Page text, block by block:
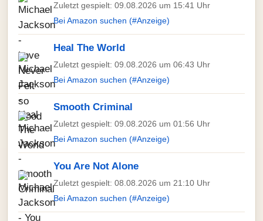
Zuletzt gespielt: 09.08.2026 um 15:41 Uhr
Bei Amazon suchen (#Anzeige)
Heal The World
Zuletzt gespielt: 09.08.2026 um 06:43 Uhr
Bei Amazon suchen (#Anzeige)
Smooth Criminal
Zuletzt gespielt: 09.08.2026 um 01:56 Uhr
Bei Amazon suchen (#Anzeige)
You Are Not Alone
Zuletzt gespielt: 08.08.2026 um 21:10 Uhr
Bei Amazon suchen (#Anzeige)